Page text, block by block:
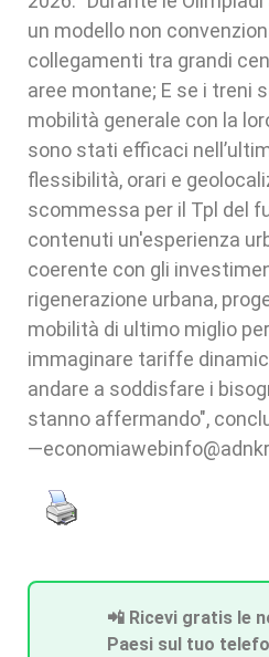
un modello non
collegamenti tra grandi
aree montane; E se i treni
mobilità generale con la
sono stati efficaci
flessibilità, orari e
scommessa per il Tpl del
contenuti un'esperienza
coerente con gli
rigenerazione urbana,
mobilità di ultimo miglio
immaginare tariffe
andare a soddisfare i
stanno affermando",
📲 Ricevi gratis le
Paesi sul tuo